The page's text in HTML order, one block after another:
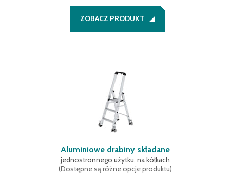
ZOBACZ PRODUKT
Aluminiowe drabiny składane
jednostronnego użytku, na kółkach
(Dostępne są różne opcje produktu)